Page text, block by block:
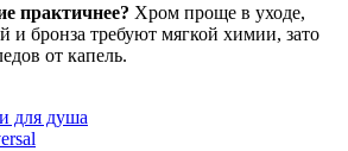
практичнее? Хром проще в уходе,
и бронза требуют мягкой химии, зато
от капель.
для душа